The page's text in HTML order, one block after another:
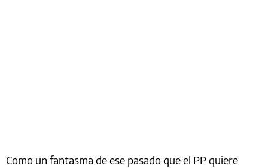
Como un fantasma de ese pasado que el PP quiere